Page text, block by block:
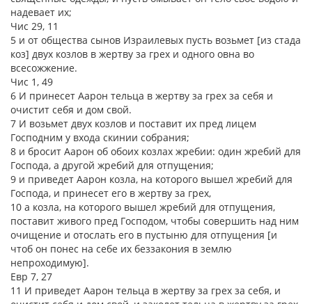
надевает их;
Чис 29, 11
5 и от общества сынов Израилевых пусть возьмет [из стада
коз] двух козлов в жертву за грех и одного овна во
всесожжение.
Чис 1, 49
6 И принесет Аарон тельца в жертву за грех за себя и
очистит себя и дом свой.
7 И возьмет двух козлов и поставит их пред лицем
Господним у входа скинии собрания;
8 и бросит Аарон об обоих козлах жребии: один жребий для
Господа, а другой жребий для отпущения;
9 и приведет Аарон козла, на которого вышел жребий для
Господа, и принесет его в жертву за грех,
10 а козла, на которого вышел жребий для отпущения,
поставит живого пред Господом, чтобы совершить над ним
очищение и отослать его в пустыню для отпущения [и
чтоб он понес на себе их беззакония в землю
непроходимую].
Евр 7, 27
11 И приведет Аарон тельца в жертву за грех за себя, и